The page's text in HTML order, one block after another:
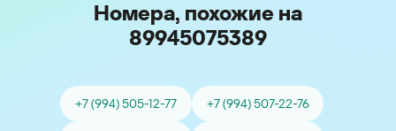
Номера, похожие на
89945075389
+7 (994) 505-12-77 +7 (994) 507-22-76